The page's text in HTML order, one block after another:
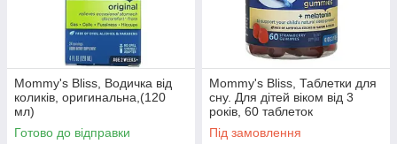
Mommy's Bliss, Водичка від
коликів, оригинальна,(120
мл)
Готово до відправки
Mommy's Bliss, Таблетки для
сну. Для дітей віком від 3
років, 60 таблеток
Під замовлення